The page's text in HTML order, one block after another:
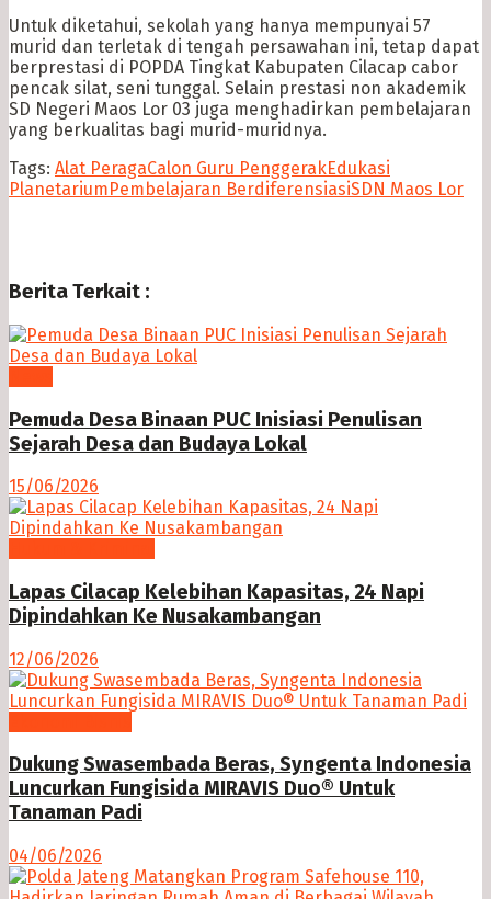
Untuk diketahui, sekolah yang hanya mempunyai 57
murid dan terletak di tengah persawahan ini, tetap dapat
berprestasi di POPDA Tingkat Kabupaten Cilacap cabor
pencak silat, seni tunggal. Selain prestasi non akademik
SD Negeri Maos Lor 03 juga menghadirkan pembelajaran
yang berkualitas bagi murid-muridnya.
Tags: Alat PeragaCalon Guru PenggerakEdukasi
Planetarium Pembelajaran BerdiferensiasiSDN Maos Lor
Berita Terkait :
Pemuda Desa Binaan PUC Inisiasi Penulisan
Sejarah Desa dan Budaya Lokal
15/06/2026
Lapas Cilacap Kelebihan Kapasitas, 24 Napi
Dipindahkan Ke Nusakambangan
12/06/2026
Dukung Swasembada Beras, Syngenta Indonesia
Luncurkan Fungisida MIRAVIS Duo® Untuk
Tanaman Padi
04/06/2026